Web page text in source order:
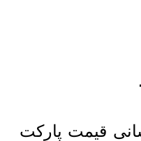
قیمت پارکت